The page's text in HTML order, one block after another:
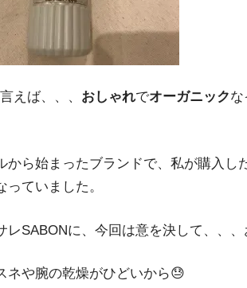
えば、、、 おしゃれでオーガニック
から始まったブランドで、私が購入し
っていました。
レSABONに、今回は意を決して、、
ネや腕の乾燥がひどいから😓